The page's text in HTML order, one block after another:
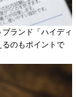
ランド「ハイディ
るのもポイントで